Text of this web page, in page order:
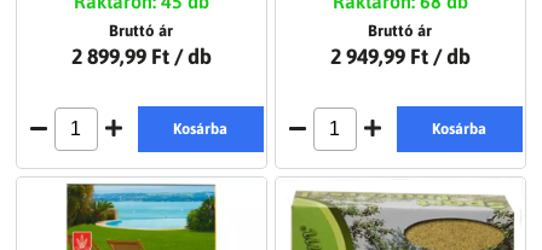
Bruttó ár
2 899,99 Ft / db
Kosárba
Bruttó ár
2 949,99 Ft / db
Kosárba